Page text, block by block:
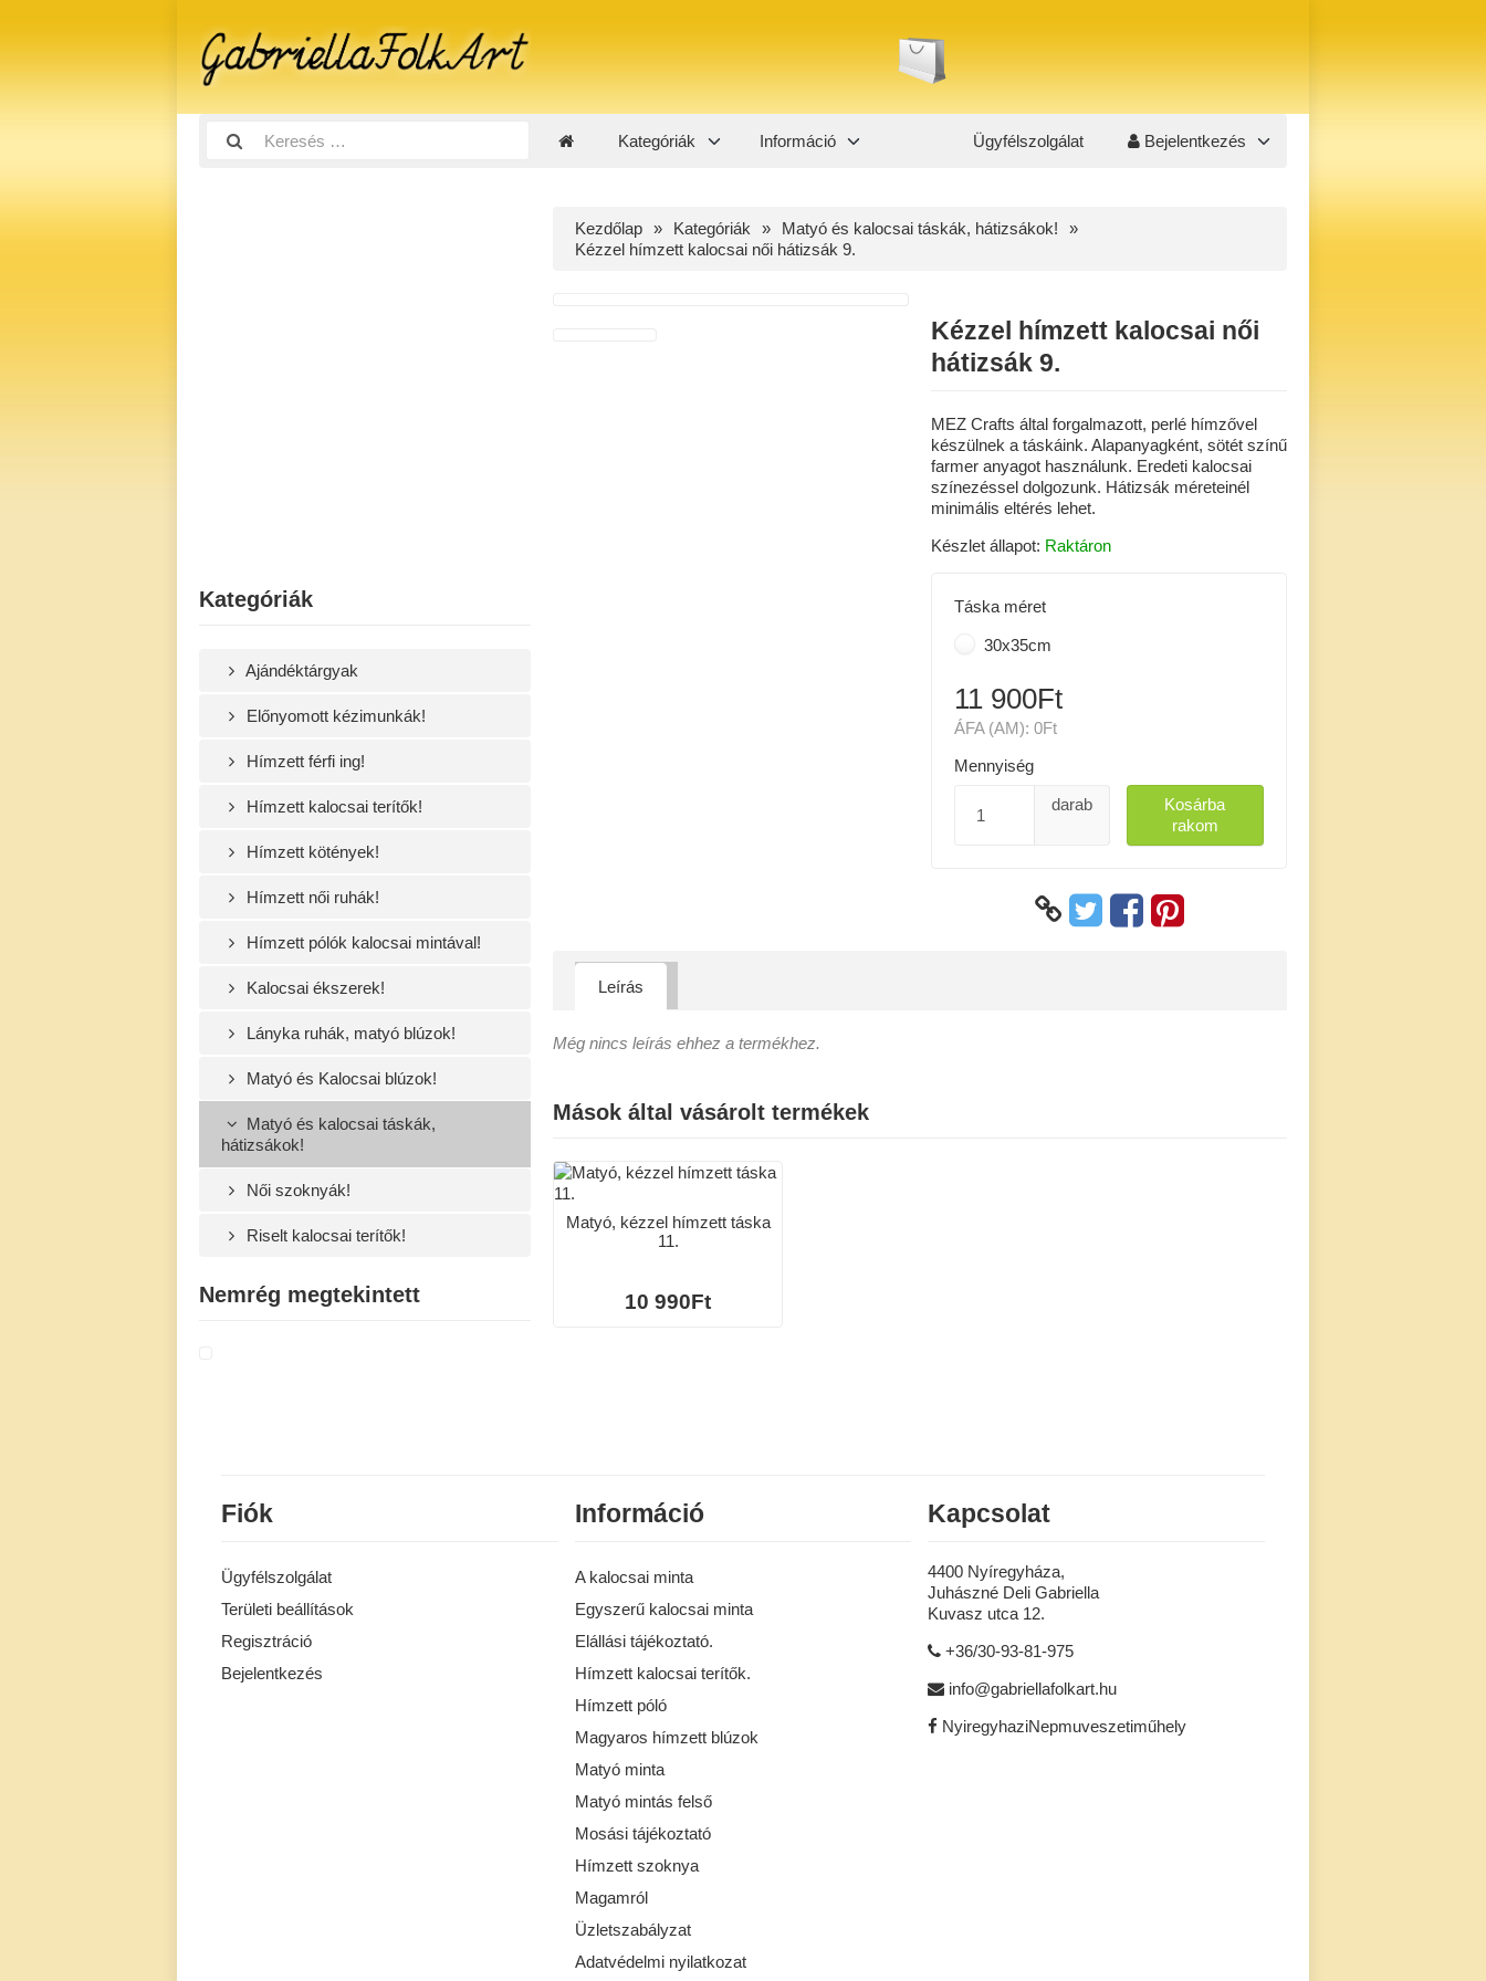
Kategóriák Információ Ügyfélszolgálat Bejelentkezés
Kategóriák
Ajándéktárgyak
Előnyomott kézimunkák!
Hímzett férfi ing!
Hímzett kalocsai terítők!
Hímzett kötények!
Hímzett női ruhák!
Hímzett pólók kalocsai mintával!
Kalocsai ékszerek!
Lányka ruhák, matyó blúzok!
Matyó és Kalocsai blúzok!
Matyó és kalocsai táskák,
hátizsákok!
Női szoknyák!
Riselt kalocsai terítők!
Nemrég megtekintett
Kezdőlap Kategóriák
Matyó és kalocsai táskák, hátizsákok!
Kézzel hímzett kalocsai női hátizsák 9.
Kézzel hímzett kalocsai női
hátizsák 9.
MEZ Crafts által forgalmazott, perlé hímzővel
készülnek a táskáink. Alapanyagként, sötét színű
farmer anyagot használunk. Eredeti kalocsai
színezéssel dolgozunk. Hátizsák méreteinél
minimális eltérés lehet.
Készlet állapot: Raktáron
Táska méret
30x35cm
11 900Ft
ÁFA (AM): 0Ft
Mennyiség
darab
Kosárba
rakom
Leírás
Még nincs leírás ehhez a termékhez.
Mások által vásárolt termékek
Matyó, kézzel hímzett táska
11.
10 990Ft
Fiók
Ügyfélszolgálat
Területi beállítások
Regisztráció
Bejelentkezés
Információ
A kalocsai minta
Egyszerű kalocsai minta
Elállási tájékoztató.
Hímzett kalocsai terítők.
Hímzett póló
Magyaros hímzett blúzok
Matyó minta
Matyó mintás felső
Mosási tájékoztató
Hímzett szoknya
Magamról
Üzletszabályzat
Adatvédelmi nyilatkozat
Kapcsolat
4400 Nyíregyháza,
Juhászné Deli Gabriella
Kuvasz utca 12.
+36/30-93-81-975
info@gabriellafolkart.hu
NyiregyhaziNepmuveszetiműhely